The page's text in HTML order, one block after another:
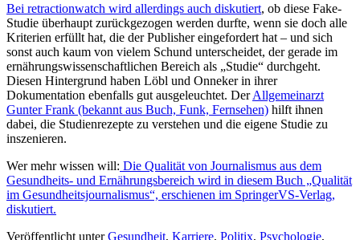
Bei retractionwatch wird allerdings auch diskutiert, ob diese Fake-
Studie überhaupt zurückgezogen werden durfte, wenn sie doch alle
Kriterien erfüllt hat, die der Publisher eingefordert hat – und sich
sonst auch kaum von vielem Schund unterscheidet, der gerade im
ernährungswissenschaftlichen Bereich als „Studie“ durchgeht.
Diesen Hintergrund haben Löbl und Onneker in ihrer
Dokumentation ebenfalls gut ausgeleuchtet. DerAllgemeinarzt
Gunter Frank (bekannt aus Buch, Funk, Fernsehen) hilft ihnen
dabei, die Studienrezepte zu verstehen und die eigene Studie zu
inszenieren.
Wer mehr wissen will: Die Qualität von Journalismus aus dem
Gesundheits- und Ernährungsbereich wird in diesem Buch „Qualität
im Gesundheitsjournalismus“, erschienen im SpringerVS-Verlag,
diskutiert.
Veröffentlicht unter Gesundheit, Karriere, Politix, Psychologie,